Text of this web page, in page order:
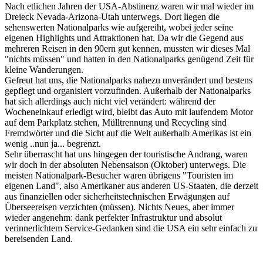
Nach etlichen Jahren der USA-Abstinenz waren wir mal wieder im
Dreieck Nevada-Arizona-Utah unterwegs. Dort liegen die
sehenswerten Nationalparks wie aufgereiht, wobei jeder seine
eigenen Highlights und Attraktionen hat. Da wir die Gegend aus
mehreren Reisen in den 90ern gut kennen, mussten wir dieses Mal
"nichts müssen" und hatten in den Nationalparks genügend Zeit für
kleine Wanderungen.
Gefreut hat uns, die Nationalparks nahezu unverändert und bestens
gepflegt und organisiert vorzufinden. Außerhalb der Nationalparks
hat sich allerdings auch nicht viel verändert: während der
Wocheneinkauf erledigt wird, bleibt das Auto mit laufendem Motor
auf dem Parkplatz stehen, Mülltrennung und Recycling sind
Fremdwörter und die Sicht auf die Welt außerhalb Amerikas ist ein
wenig ..nun ja... begrenzt.
Sehr überrascht hat uns hingegen der touristische Andrang, waren
wir doch in der absoluten Nebensaison (Oktober) unterwegs. Die
meisten Nationalpark-Besucher waren übrigens "Touristen im
eigenen Land", also Amerikaner aus anderen US-Staaten, die derzeit
aus finanziellen oder sicherheitstechnischen Erwägungen auf
Überseereisen verzichten (müssen). Nichts Neues, aber immer
wieder angenehm: dank perfekter Infrastruktur und absolut
verinnerlichtem Service-Gedanken sind die USA ein sehr einfach zu
bereisenden Land.